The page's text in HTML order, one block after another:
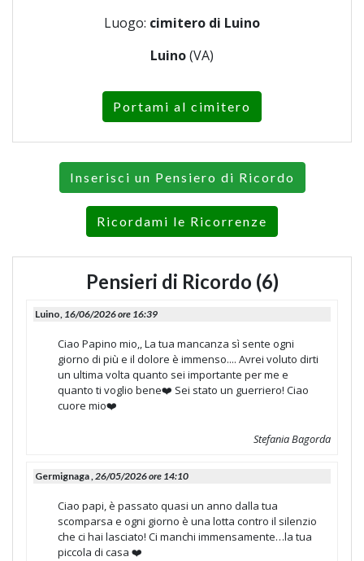
Luogo: cimitero di Luino
Luino(VA)
Portami al cimitero
Inserisci un Pensiero di Ricordo
Ricordami le Ricorrenze
Pensieri di Ricordo (6)
Luino, 16/06/2026 ore 16:39
Ciao Papino mio,, La tua mancanza sì sente ogni
giorno di più e il dolore è immenso.... Avrei voluto dirti
un ultima volta quanto sei importante per me e
quanto ti voglio bene❤️ Sei stato un guerriero! Ciao
cuore mio❤️
Stefania Bagorda
Germignaga ,26/05/2026 ore 14:10
Ciao papi, è passato quasi un anno dalla tua
scomparsa e ogni giorno è una lotta contro il silenzio
che ci hai lasciato! Ci manchi immensamente…la tua
piccola di casa ❤️